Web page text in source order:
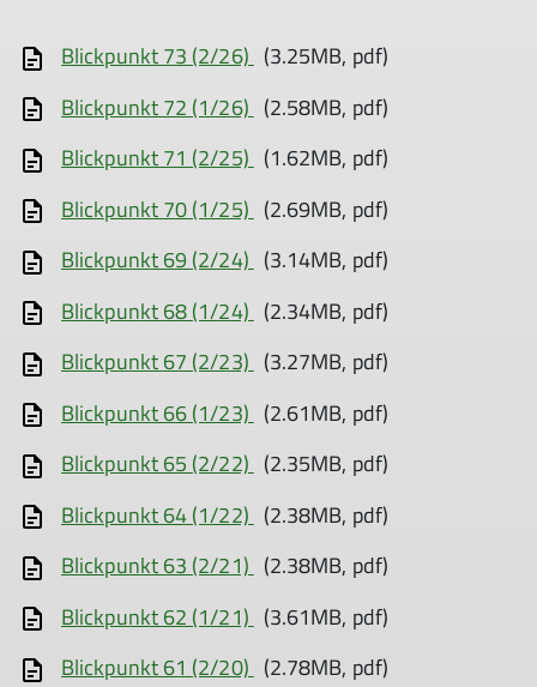
Blickpunkt 73 (2/26) (3.25MB, pdf)
Blickpunkt 72 (1/26) (2.58MB, pdf)
Blickpunkt 71 (2/25) (1.62MB, pdf)
Blickpunkt 70 (1/25) (2.69MB, pdf)
Blickpunkt 69 (2/24) (3.14MB, pdf)
Blickpunkt 68 (1/24) (2.34MB, pdf)
Blickpunkt 67 (2/23) (3.27MB, pdf)
Blickpunkt 66 (1/23) (2.61MB, pdf)
Blickpunkt 65 (2/22) (2.35MB, pdf)
Blickpunkt 64 (1/22) (2.38MB, pdf)
Blickpunkt 63 (2/21) (2.38MB, pdf)
Blickpunkt 62 (1/21) (3.61MB, pdf)
Blickpunkt 61 (2/20) (2.78MB, pdf)